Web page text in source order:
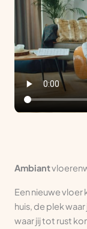
Ambiant
Een nieuwe vloer
huis, de plek
waar jij tot rust